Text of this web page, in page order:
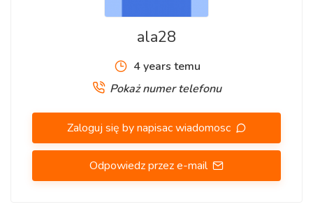
ala28
4 years temu
Pokaż numer telefonu
Zaloguj się by napisac wiadomosc
Odpowiedz przez e-mail